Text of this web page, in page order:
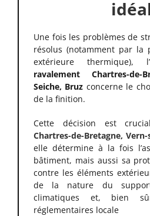
Une fois les problèmes de
résolus (notamment par la
extérieure thermique),
ravalement Chartres-de-
Seiche, Bruz concerne le
de la finition.
Cette décision est
Chartres-de-Bretagne, Vern-
elle détermine à la fois
bâtiment, mais aussi sa
contre les éléments
de la nature du
climatiques et, bien
réglementaires locale